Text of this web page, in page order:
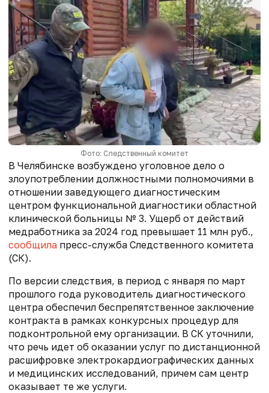
Фото: Следственный комитет
В Челябинске возбуждено уголовное дело о
злоупотреблении должностными полномочиями в
отношении заведующего диагностическим
центром функциональной диагностики областной
клинической больницы № 3. Ущерб от действий
медработника за 2024 год превышает 11 млн руб.,
сообщила пресс-служба Следственного комитета
(СК).
По версии следствия, в период с января по март
прошлого года руководитель диагностического
центра обеспечил беспрепятственное заключение
контракта в рамках конкурсных процедур для
подконтрольной ему организации. В СК уточнили,
что речь идет об оказании услуг по дистанционной
расшифровке электрокардиографических данных
и медицинских исследований, причем сам центр
оказывает те же услуги.